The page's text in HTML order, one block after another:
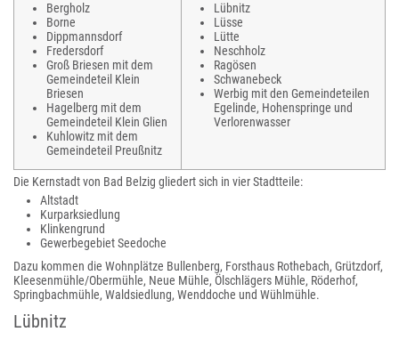
Bergholz
Borne
Dippmannsdorf
Fredersdorf
Groß Briesen mit dem
Gemeindeteil Klein
Briesen
Hagelberg mit dem
Gemeindeteil Klein Glien
Kuhlowitz mit dem
Gemeindeteil Preußnitz
Lübnitz
Lüsse
Lütte
Neschholz
Ragösen
Schwanebeck
Werbig mit den Gemeindeteilen
Egelinde, Hohenspringe und
Verlorenwasser
Die Kernstadt von Bad Belzig gliedert sich in vier Stadtteile:
Altstadt
Kurparksiedlung
Klinkengrund
Gewerbegebiet Seedoche
Dazu kommen die Wohnplätze Bullenberg, Forsthaus Rothebach, Grützdorf,
Kleesenmühle/Obermühle, Neue Mühle, Ölschlägers Mühle, Röderhof,
Springbachmühle, Waldsiedlung, Wenddoche und Wühlmühle.
Lübnitz